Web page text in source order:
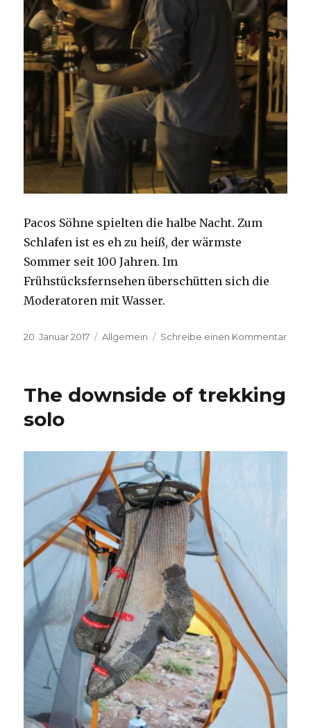
Pacos Söhne spielten die halbe Nacht. Zum
Schlafen ist es eh zu heiß, der wärmste
Sommer seit 100 Jahren. Im
Frühstücksfernsehen überschütten sich die
Moderatoren mit Wasser.
Veröffentlicht
20. Januar 2017 Kategorien
Allgemein Schreibe einen Kommentarzu
The downside of trekking
solo